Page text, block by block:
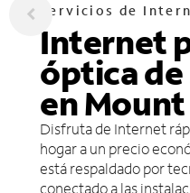
Servicios de
Internet
óptica
en
Disfruta de Internet
hogar a un precio
está respaldado por
conectado a las